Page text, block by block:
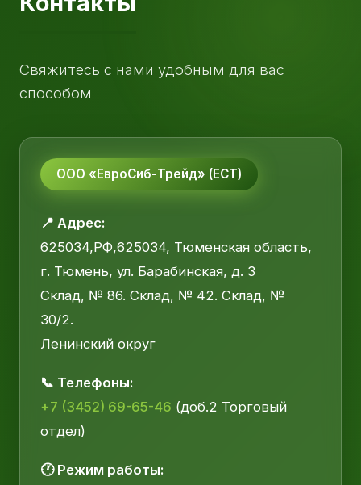
Свяжитесь с нами удобным для вас
способом
ООО «ЕвроСиб-Трейд» (ЕСТ)
📍 Адрес:
625034,РФ,625034, Тюменская область,
г. Тюмень, ул. Барабинская, д. 3
Склад, № 86. Склад, № 42. Склад, №
30/2.
Ленинский округ
📞 Телефоны:
+7 (3452) 69-65-46 (доб.2 Торговый
отдел)
🕐 Режим работы: